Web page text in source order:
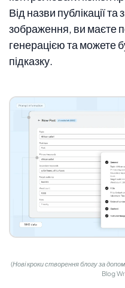
Від назви публікації
зображення, ви маєте
генерацією та можете
підказку.
(Нові кроки створення блогу за
Blog